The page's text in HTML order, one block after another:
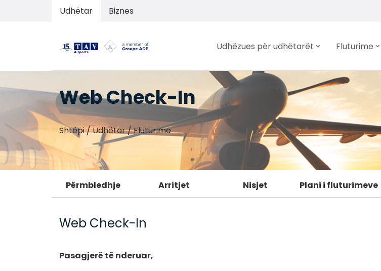
Udhëtar Biznes
Udhëzues për udhëtarët Fluturime
Web Check-In
Shtëpi/Udhëtar/Fluturime
Përmbledhje Arritjet Nisjet Plani i fluturimeve
Web Check-In
Pasagjerë të nderuar,